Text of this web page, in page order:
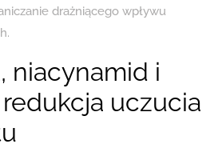
drażniącego wpływu
niacynamid i
uczucia